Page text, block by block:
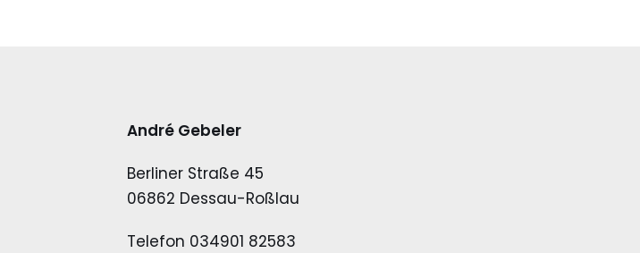
André Gebeler
Berliner Straße 45
06862 Dessau-Roßlau
Telefon 034901 82583